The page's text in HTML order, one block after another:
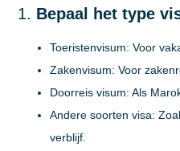
1. Bepaal het type
Toeristenvisum: Voor
Zakenvisum: Voor
Doorreis visum: Als
Andere soorten visa:
verblijf.